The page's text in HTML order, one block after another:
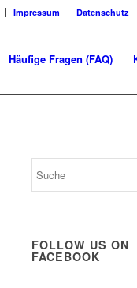
Impressum Datenschutz
Häufige Fragen (FAQ)
FOLLOW US ON
FACEBOOK